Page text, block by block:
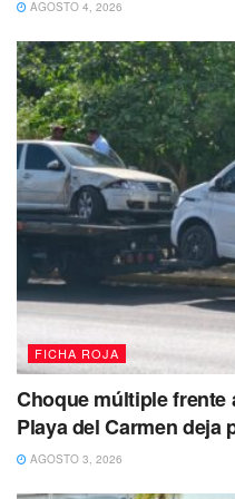
AGOSTO 4, 2026
FICHA ROJA
Choque múltiple frente
Playa del Carmen deja
AGOSTO 3, 2026